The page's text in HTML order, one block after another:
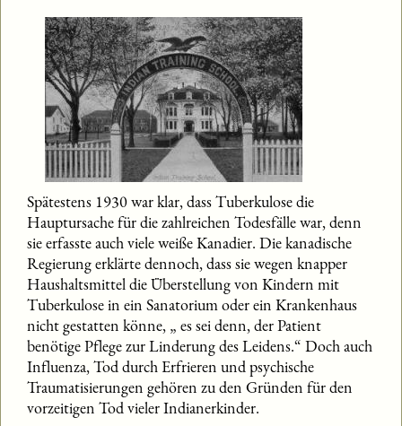
Spätestens 1930 war klar, dass Tuberkulose die
Hauptursache für die zahlreichen Todesfälle war, denn
sie erfasste auch viele weiße Kanadier. Die kanadische
Regierung erklärte dennoch, dass sie wegen knapper
Haushaltsmittel die Überstellung von Kindern mit
Tuberkulose in ein Sanatorium oder ein Krankenhaus
nicht gestatten könne, „ es sei denn, der Patient
benötige Pflege zur Linderung des Leidens.“ Doch auch
Influenza, Tod durch Erfrieren und psychische
Traumatisierungen gehören zu den Gründen für den
vorzeitigen Tod vieler Indianerkinder.